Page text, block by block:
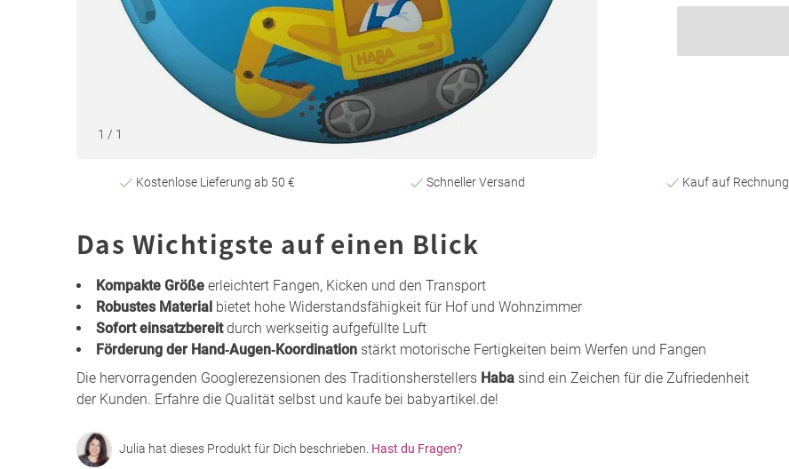
1 / 1
Kostenlose Lieferung ab 50 € Schneller Versand Kauf auf Rechnung
Das Wichtigste auf einen Blick
Kompakte Größe erleichtert Fangen, Kicken und den Transport
Robustes Material bietet hohe Widerstandsfähigkeit für Hof und Wohnzimmer
Sofort einsatzbereitdurch werkseitig aufgefüllte Luft
Förderung der Hand‑Augen‑Koordination stärkt motorische Fertigkeiten beim Werfen und Fangen
Die hervorragenden Googlerezensionen des Traditionsherstellers Haba sind ein Zeichen für die Zufriedenheit
der Kunden. Erfahre die Qualität selbst und kaufe bei babyartikel.de!
Julia hat dieses Produkt für Dich beschrieben. Hast du Fragen?